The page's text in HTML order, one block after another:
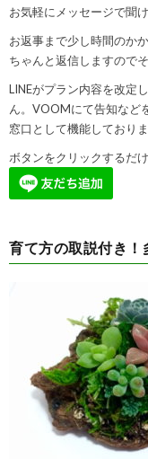
お気軽にメッセージで聞
お返事まで少し時間のか
ちゃんと返信しますので
LINEがプラン内容を改定
ん。VOOMにて告知など
窓口として機能しておりま
ボタンをクリックするだ
育て方の取説付き！